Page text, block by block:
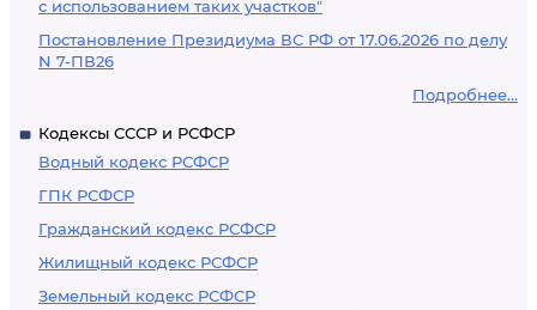
с использованием таких участков"
Постановление Президиума ВС РФ от 17.06.2026 по делу
N 7-ПВ26
Подробнее...
Кодексы СССР и РСФСР
Водный кодекс РСФСР
ГПК РСФСР
Гражданский кодекс РСФСР
Жилищный кодекс РСФСР
Земельный кодекс РСФСР